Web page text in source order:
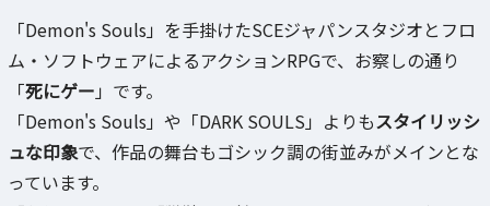
「Demon's Souls」を手掛けたSCEジャパンスタジオとフロ
ム・ソフトウェアによるアクションRPGで、お察しの通り
「死にゲー 」です。
「Demon's Souls」や「DARK SOULS」よりもスタイリッシ
ュな印象で、作品の舞台もゴシック調の街並みがメインとな
っています。